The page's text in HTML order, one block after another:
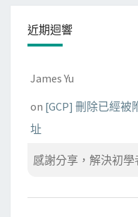
近期迴響
James Yu
on [GCP] 刪除已經被
址
感謝分享，解決初學